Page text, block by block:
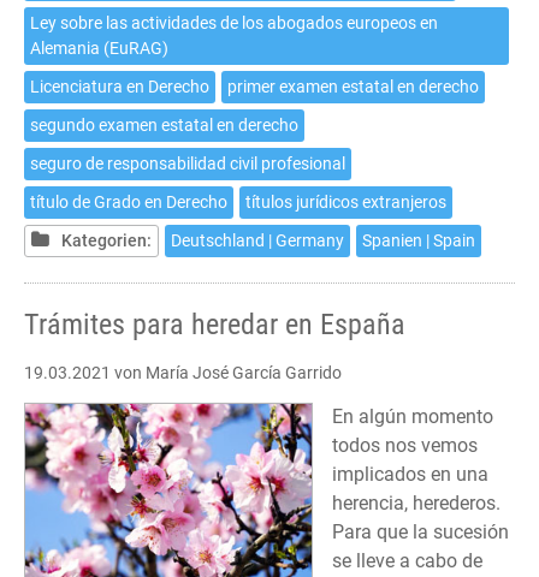
Ley sobre las actividades de los abogados europeos en
Alemania (EuRAG)
Licenciatura en Derecho
primer examen estatal en derecho
segundo examen estatal en derecho
seguro de responsabilidad civil profesional
título de Grado en Derecho
títulos jurídicos extranjeros
Kategorien:
Deutschland | Germany Spanien | Spain
Trámites para heredar en España
19.03.2021 von María José García Garrido
En algún momento
todos nos vemos
implicados en una
herencia, herederos.
Para que la sucesión
se lleve a cabo de